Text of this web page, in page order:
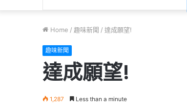
Home / 趣味新聞 / 達成願望!
趣味新聞
達成願望!
1,287 Less than a minute